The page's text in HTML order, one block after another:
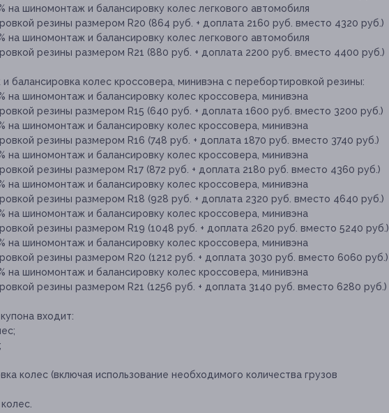
на шиномонтаж и балансировку колес легкового автомобиля
резины размером R20 (864 руб. + доплата 2160 руб. вместо 4320 руб.)
на шиномонтаж и балансировку колес легкового автомобиля
резины размером R21 (880 руб. + доплата 2200 руб. вместо 4400 руб.)
балансировка колес кроссовера, минивэна с перебортировкой резины:
на шиномонтаж и балансировку колес кроссовера, минивэна
резины размером R15 (640 руб. + доплата 1600 руб. вместо 3200 руб.)
на шиномонтаж и балансировку колес кроссовера, минивэна
резины размером R16 (748 руб. + доплата 1870 руб. вместо 3740 руб.)
на шиномонтаж и балансировку колес кроссовера, минивэна
резины размером R17 (872 руб. + доплата 2180 руб. вместо 4360 руб.)
на шиномонтаж и балансировку колес кроссовера, минивэна
резины размером R18 (928 руб. + доплата 2320 руб. вместо 4640 руб.)
на шиномонтаж и балансировку колес кроссовера, минивэна
резины размером R19 (1048 руб. + доплата 2620 руб. вместо 5240 руб.)
на шиномонтаж и балансировку колес кроссовера, минивэна
резины размером R20 (1212 руб. + доплата 3030 руб. вместо 6060 руб.)
на шиномонтаж и балансировку колес кроссовера, минивэна
резины размером R21 (1256 руб. + доплата 3140 руб. вместо 6280 руб.)
входит:
колес (включая использование необходимого количества грузов